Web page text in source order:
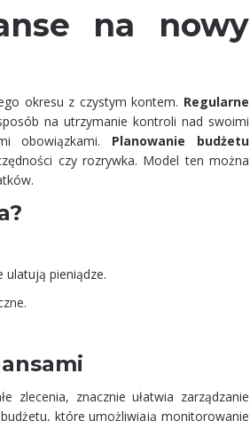
na nowy
okresu z czystym kontem. Regularne
na utrzymanie kontroli nad swoimi
obowiązkami. Planowanie budżetu
czy rozrywka. Model ten można
ulatują pieniądze.
zlecenia, znacznie ułatwia zarządzanie
które umożliwiają monitorowanie